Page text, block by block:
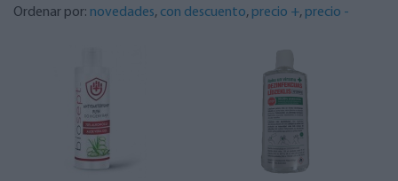
Ordenar por: novedades, con descuento, precio +, precio -